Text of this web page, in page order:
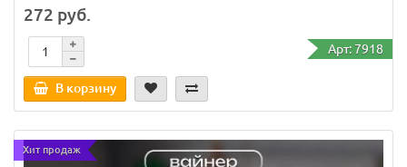
272 руб.
Арт: 7918
В корзину
Хит продаж